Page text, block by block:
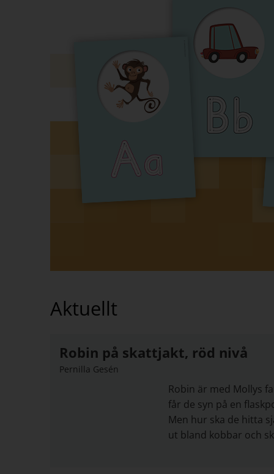
Aktuellt
Robin på skattjakt, röd nivå
Pernilla Gesén
Robin är med Mollys
får de syn på en
Men hur ska de hitta
ut bland kobbar och